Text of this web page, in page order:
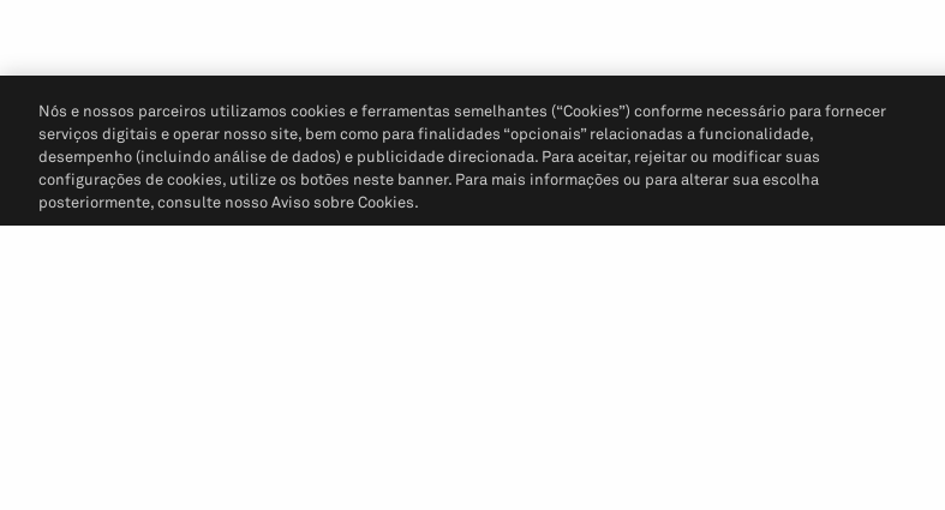
Nós e nossos parceiros utilizamos cookies e ferramentas semelhantes (“Cookies”) conforme necessário para fornecer
serviços digitais e operar nosso site, bem como para finalidades “opcionais” relacionadas a funcionalidade,
desempenho (incluindo análise de dados) e publicidade direcionada. Para aceitar, rejeitar ou modificar suas
configurações de cookies, utilize os botões neste banner. Para mais informações ou para alterar sua escolha
posteriormente, consulte nosso Aviso sobre Cookies.